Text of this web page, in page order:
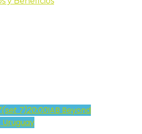
(set 7)20:00IAB Beyond
Uruguay